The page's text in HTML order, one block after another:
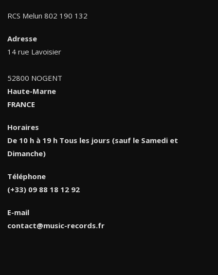
RCS Melun 802 190 132
Adresse
14 rue Lavoisier
52800 NOGENT
Haute-Marne
FRANCE
Horaires
De 10 h à 19 h Tous les jours (sauf le Samedi et
Dimanche)
Téléphone
(+33) 09 88 18 12 92
E-mail
contact@music-records.fr